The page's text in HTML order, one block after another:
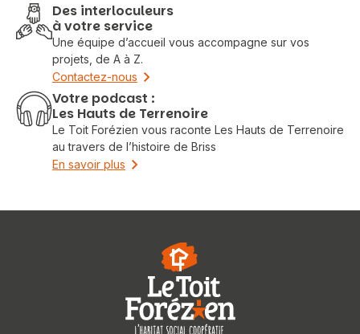
Des interloculeurs
à votre service
Une équipe d’accueil vous accompagne sur vos
projets, de A à Z.
Contactez-nous
Votre podcast :
Les Hauts de Terrenoire
Le Toit Forézien vous raconte Les Hauts de Terrenoire
au travers de l’histoire de Briss
En savoir plus